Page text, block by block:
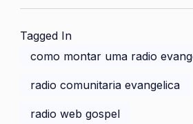
Tagged In
como montar uma radio
radio comunitaria evangelica
radio web gospel